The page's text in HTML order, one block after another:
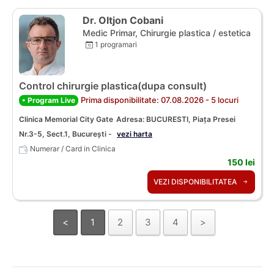
Dr. Oltjon Cobani
Medic Primar, Chirurgie plastica / estetica
1 programari
Control chirurgie plastica(dupa consult)
• Program Live Prima disponibilitate: 07.08.2026 - 5 locuri
Clinica Memorial City Gate Adresa: BUCURESTI, Piața Presei
Nr.3-5, Sect.1, București - vezi harta
Numerar / Card in Clinica
150 lei
VEZI DISPONIBILITATEA
< 1 2 3 4 >